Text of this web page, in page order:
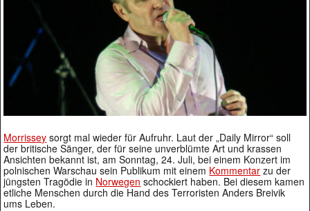
Morrissey sorgt mal wieder für Aufruhr. Laut der „Daily Mirror“ soll
der britische Sänger, der für seine unverblümte Art und krassen
Ansichten bekannt ist, am Sonntag, 24. Juli, bei einem Konzert im
polnischen Warschau sein Publikum mit einem Kommentar zu der
jüngsten Tragödie in Norwegen schockiert haben. Bei diesem kamen
etliche Menschen durch die Hand des Terroristen Anders Breivik
ums Leben.